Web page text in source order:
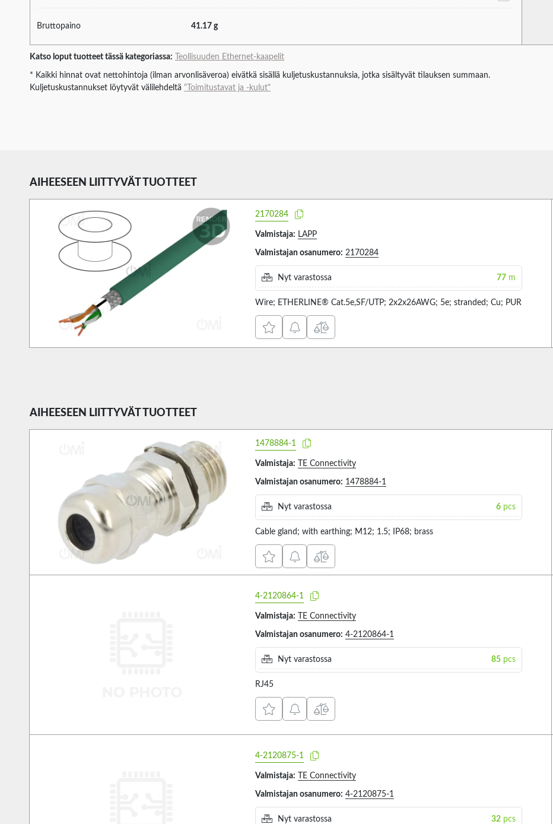
Bruttopaino 41.17 g
Katso loput tuotteet tässä kategoriassa: Teollisuuden Ethernet-kaapelit
* Kaikki hinnat ovat nettohintoja (ilman arvonlisäveroa) eivätkä sisällä kuljetuskustannuksia, jotka sisältyvät tilauksen summaan.
Kuljetuskustannukset löytyvät välilehdeltä "Toimitustavat ja -kulut"
AIHEESEEN LIITTYVÄT TUOTTEET
2170284
Valmistaja: LAPP
Valmistajan osanumero: 2170284
Nyt varastossa 77 m
Wire; ETHERLINE® Cat.5e,SF/UTP; 2x2x26AWG; 5e; stranded; Cu; PUR
AIHEESEEN LIITTYVÄT TUOTTEET
1478884-1
Valmistaja: TE Connectivity
Valmistajan osanumero: 1478884-1
Nyt varastossa 6 pcs
Cable gland; with earthing; M12; 1.5; IP68; brass
4-2120864-1
Valmistaja: TE Connectivity
Valmistajan osanumero: 4-2120864-1
Nyt varastossa 85 pcs
RJ45
4-2120875-1
Valmistaja: TE Connectivity
Valmistajan osanumero: 4-2120875-1
Nyt varastossa 32 pcs